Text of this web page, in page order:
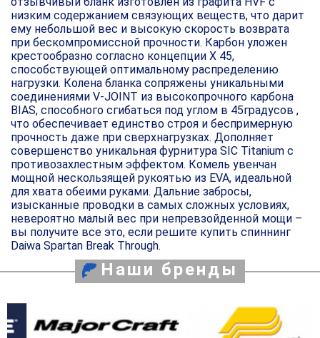
низким содержанием связующих веществ, что дарит
ему небольшой вес и высокую скорость возврата
при бескомпромиссной прочности. Карбон уложен
крестообразно согласно концепции X 45,
способствующей оптимальному распределению
нагрузки. Колена бланка сопряжены уникальными
соединениями V-JOINT из высокопрочного карбона
BIAS, способного сгибаться под углом в 45градусов ,
что обеспечивает единство строя и беспримерную
прочность даже при сверхнагрузках. Дополняет
совершенство уникальная фурнитура SIC Titanium с
противозахлестным эффектом. Комель увенчан
мощной нескользящей рукоятью из EVA, идеальной
для хвата обеими руками. Дальние забросы,
изысканные проводки в самых сложных условиях,
невероятно малый вес при непревзойденной мощи –
вы получите все это, если решите купить спиннинг
Daiwa Spartan Break Through.
Наши бренды